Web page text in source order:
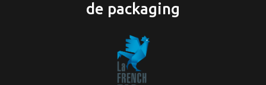
de packaging